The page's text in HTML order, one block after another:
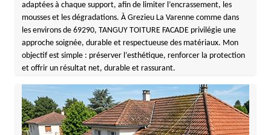
adaptées à chaque support, afin de limiter l’encrassement, les
mousses et les dégradations. À Grezieu La Varenne comme dans
les environs de 69290, TANGUY TOITURE FACADE privilégie une
approche soignée, durable et respectueuse des matériaux. Mon
objectif est simple : préserver l’esthétique, renforcer la protection
et offrir un résultat net, durable et rassurant.